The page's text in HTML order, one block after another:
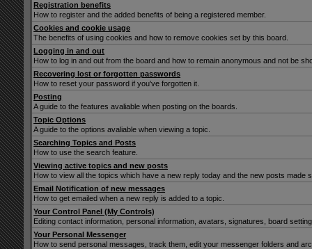
Registration benefits
How to register and the added benefits of being a registered member.
Cookies and cookie usage
The benefits of using cookies and how to remove cookies set by this board.
Logging in and out
How to log in and out from the board and how to remain anonymous and not be
Recovering lost or forgotten passwords
How to reset your password if you've forgotten it.
Posting
A guide to the features avaliable when posting on the boards.
Topic Options
A guide to the options avaliable when viewing a topic.
Searching Topics and Posts
How to use the search feature.
Viewing active topics and new posts
How to view all the topics which have a new reply today and the new posts made
Email Notification of new messages
How to get emailed when a new reply is added to a topic.
Your Control Panel (My Controls)
Editing contact information, personal information, avatars, signatures, board
Your Personal Messenger
How to send personal messages, track them, edit your messenger folders and